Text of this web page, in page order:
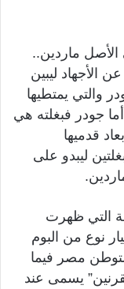
الأصل ماردين..
الأجهاد ليبين
والتي يمتطيها
جودر فبغلته هي
قدميها
ليبدو على
التي ظهرت
نوع من البوم
مصر فيما
يسمى عند